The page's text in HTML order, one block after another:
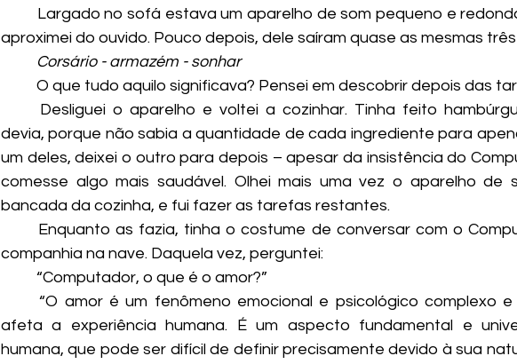
aproximei do ouvido. Pouco depois, dele saíram quase as mesmas
Corsário - armazém - sonhar
O que tudo aquilo significava? Pensei em descobrir depois das
devia, porque não sabia a quantidade de cada ingrediente para
um deles, deixei o outro para depois – apesar da insistência do
comesse algo mais saudável. Olhei mais uma vez o aparelho de
bancada da cozinha, e fui fazer as tarefas restantes.
companhia na nave. Daquela vez, perguntei:
	“Computador, o que é o amor?”
	“O amor é um fenômeno emocional e psicológico complexo e multifacetado que
afeta a experiência humana. É um aspecto fundamental e
humana, que pode ser difícil de definir precisamente devido à sua